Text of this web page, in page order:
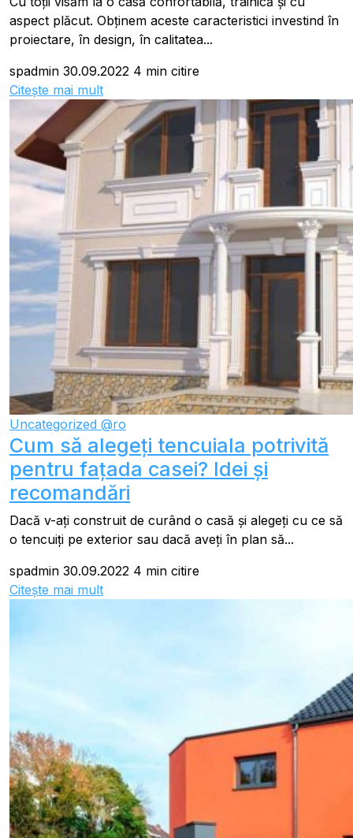
aspect plăcut. Obținem aceste caracteristici investind în
proiectare, în design, în calitatea...
spadmin 30.09.2022 4 min citire
Citește mai mult
Uncategorized @ro
Cum să alegeți tencuiala potrivită
pentru fațada casei? Idei și
recomandări
Dacă v-ați construit de curând o casă și alegeți cu ce să
o tencuiți pe exterior sau dacă aveți în plan să...
spadmin 30.09.2022 4 min citire
Citește mai mult